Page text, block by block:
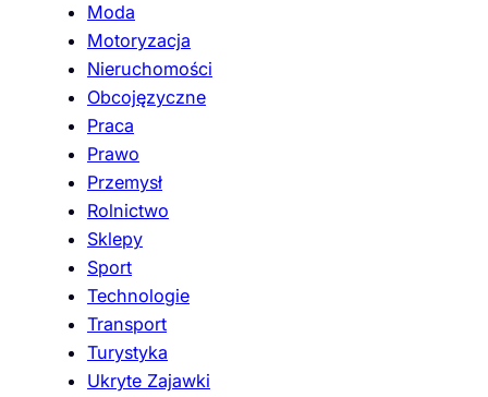
Moda
Motoryzacja
Nieruchomości
Obcojęzyczne
Praca
Prawo
Przemysł
Rolnictwo
Sklepy
Sport
Technologie
Transport
Turystyka
Ukryte Zajawki